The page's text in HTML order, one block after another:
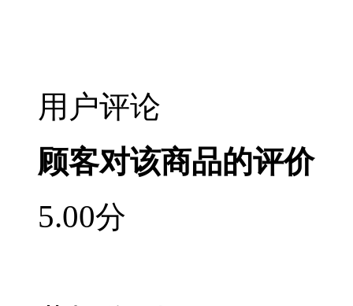
用户评论
顾客对该商品的评价
5.00分